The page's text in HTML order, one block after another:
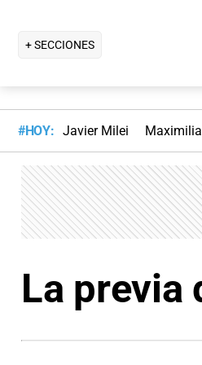
+ SECCIONES
#HOY: Javier Milei
La previa